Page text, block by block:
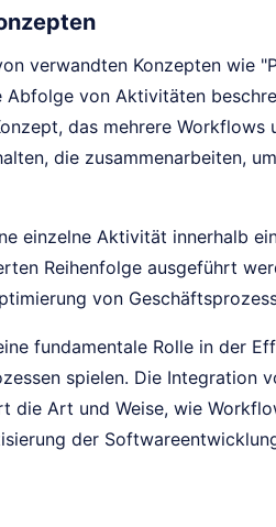
verwandten Konzepten wie
Abfolge von Aktivitäten
das mehrere Workflows
die zusammenarbeiten,
einzelne Aktivität innerhalb
Reihenfolge ausgeführt
von
fundamentale Rolle in der
spielen. Die Integration
die Art und Weise, wie
der